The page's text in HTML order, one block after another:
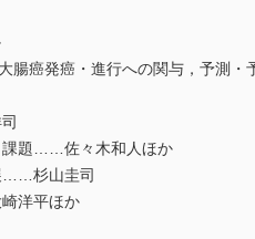
腸癌発癌・進行への関与，予測
課題……佐々木和人ほか
……杉山圭司
洋平ほか